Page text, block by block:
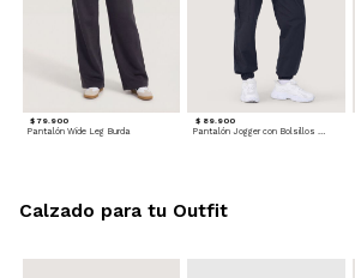
$ 79.900
Pantalón Wide Leg Burda
$ 89.900
Pantalón Jogger con Bolsillos Cargo
Calzado para tu Outfit